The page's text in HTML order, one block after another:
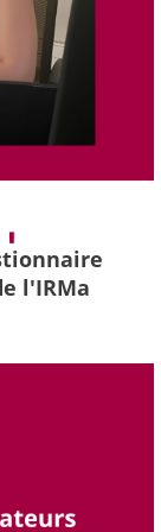
l'IRMa